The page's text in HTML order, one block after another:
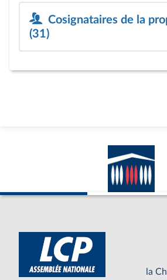
Cosignataires de la
(31)
la